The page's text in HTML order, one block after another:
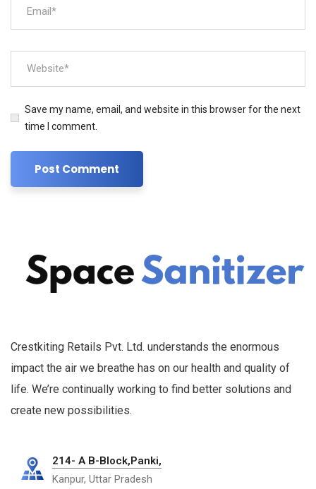
Save my name, email, and website in this browser for the next
time I comment.
Crestkiting Retails Pvt. Ltd. understands the enormous
impact the air we breathe has on our health and quality of
life. We’re continually working to find better solutions and
create new possibilities.
214- A B-Block,Panki,
Kanpur, Uttar Pradesh